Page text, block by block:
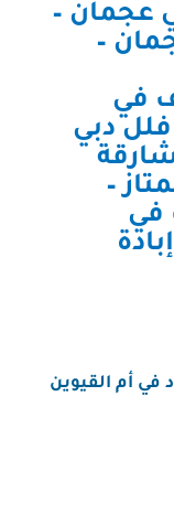
عجمان –
–
في
دبي
–
في
الشارقة |0543147776| إبادة
أم القيوين